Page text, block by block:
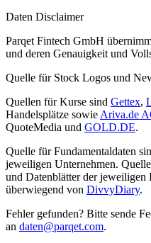
Daten Disclaimer
Parqet Fintech GmbH
und deren Genauigkeit und
Quelle für Stock Logos und
Quellen für Kurse sind Gettex,
Handelsplätze sowie Ariva.de
QuoteMedia und GOLD.DE.
Quelle für Fundamentaldaten
jeweiligen Unternehmen.
und Datenblätter der
überwiegend von DivvyDiary.
Fehler gefunden? Bitte sende
an daten@parqet.com.